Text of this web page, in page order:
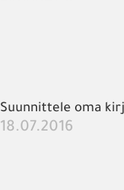
Suunnittele oma
18.07.2016